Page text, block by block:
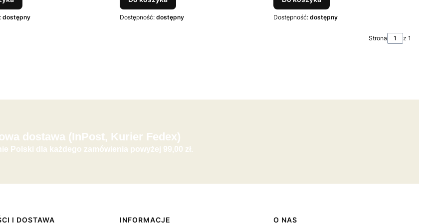
dostępny Dostępność: dostępny Dostępność: dostępny
Strona z 1
dostawa (InPost, Kurier Fedex)
Polski dla każdego zamówienia powyżej 99,00 zł.
I DOSTAWA INFORMACJE O NAS